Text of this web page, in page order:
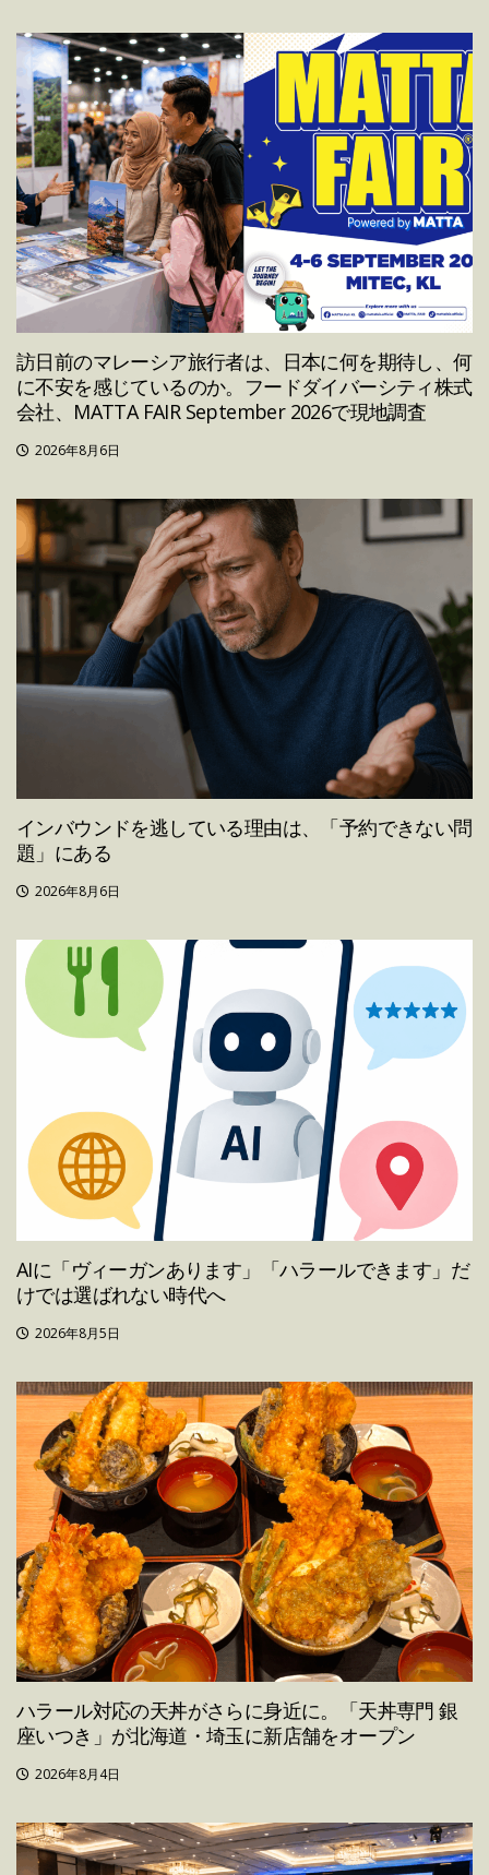
訪日前のマレーシア旅行者は、日本に何を期待し、何
に不安を感じているのか。フードダイバーシティ株式
会社、MATTA FAIR September 2026で現地調査
2026年8月6日
インバウンドを逃している理由は、「予約できない問
題」にある
2026年8月6日
AIに「ヴィーガンあります」「ハラールできます」だ
けでは選ばれない時代へ
2026年8月5日
ハラール対応の天丼がさらに身近に。「天丼専門 銀
座いつき」が北海道・埼玉に新店舗をオープン
2026年8月4日